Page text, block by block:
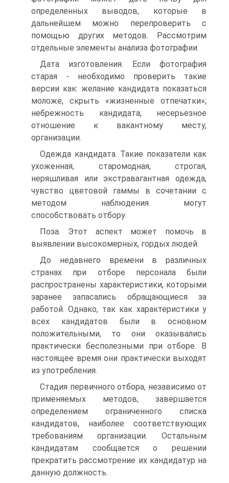
определенных выводов, которые в
дальнейшем можно перепроверить с
помощью других методов. Рассмотрим
отдельные элементы анализа фотографии.
Дата изготовления. Если фотография
старая - необходимо проверить такие
версии как: желание кандидата показаться
моложе, скрыть «жизненные отпечатки»;
небрежность кандидата; несерьезное
отношение к вакантному месту,
организации.
Одежда кандидата. Такие показатели как
ухоженная, старомодная, строгая,
неряшливая или экстравагантная одежда,
чувство цветовой гаммы в сочетании с
методом наблюдения могут
способствовать отбору.
Поза. Этот аспект может помочь в
выявлении высокомерных, гордых людей.
До недавнего времени в различных
странах при отборе персонала были
распространены характеристики, которыми
заранее запасались обращающиеся за
работой. Однако, так как характеристики у
всех кандидатов были в основном
положительными, то они оказывались
практически бесполезными при отборе. В
настоящее время они практически выходят
из употребления.
Стадия первичного отбора, независимо от
применяемых методов, завершается
определением ограниченного списка
кандидатов, наиболее соответствующих
требованиям организации. Остальным
кандидатам сообщается о решении
прекратить рассмотрение их кандидатур на
данную должность.